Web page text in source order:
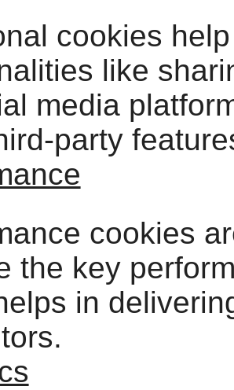
cookies
like
media
party
cookies
the key
in